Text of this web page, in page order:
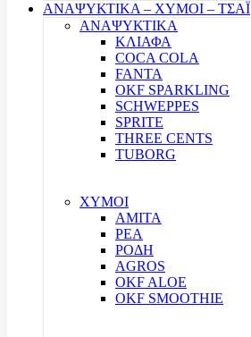
ΑΝΑΨΥΚΤΙΚΑ – ΧΥΜΟΙ – ΤΣΑΪ
ΑΝΑΨΥΚΤΙΚΑ
ΚΛΙΑΦΑ
COCA COLA
FANTA
OKF SPARKLING
SCHWEPPES
SPRITE
THREE CENTS
TUBORG
ΧΥΜΟΙ
ΑΜΙΤΑ
ΡΕΑ
ΡΟΔΗ
AGROS
OKF ALOE
OKF SMOOTHIE